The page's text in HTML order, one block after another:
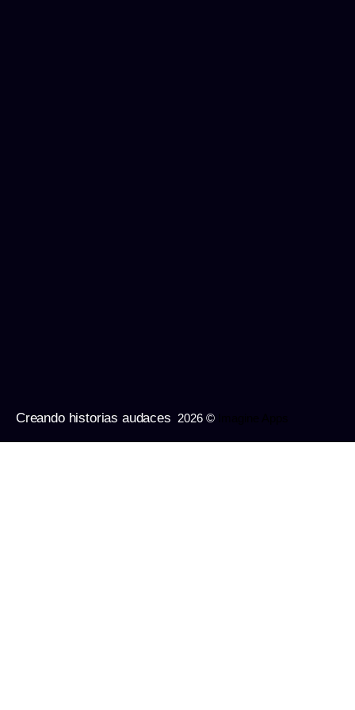
Creando historias audaces 2026 ©